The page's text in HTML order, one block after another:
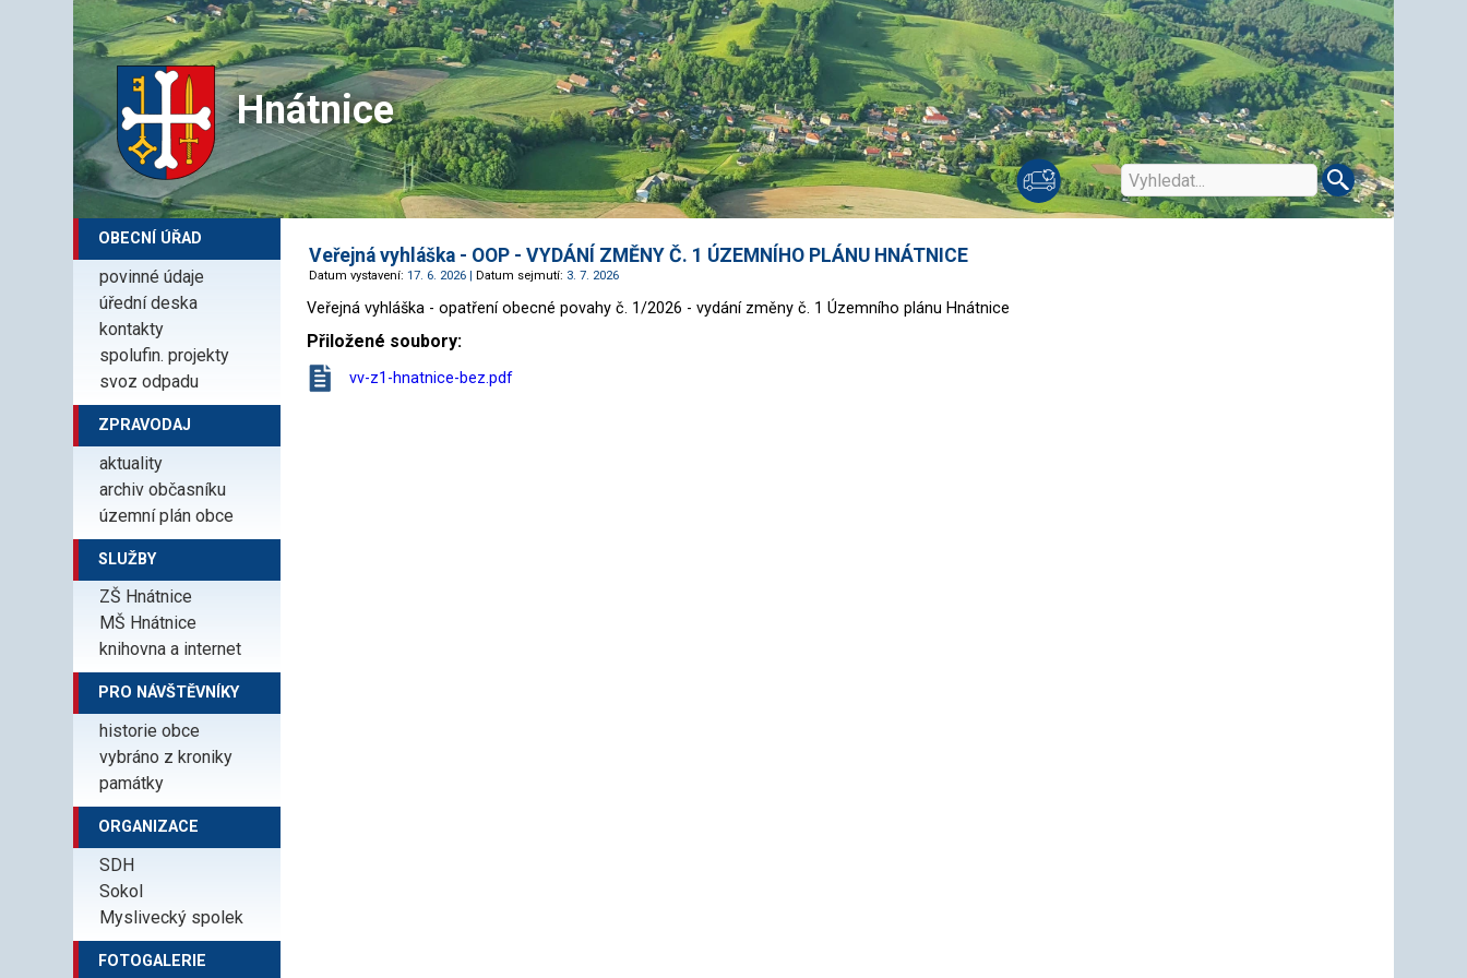
Hnátnice
OBECNÍ ÚŘAD
povinné údaje
úřední deska
kontakty
spolufin. projekty
svoz odpadu
ZPRAVODAJ
aktuality
archiv občasníku
územní plán obce
SLUŽBY
ZŠ Hnátnice
MŠ Hnátnice
knihovna a internet
PRO NÁVŠTĚVNÍKY
historie obce
vybráno z kroniky
památky
ORGANIZACE
SDH
Sokol
Myslivecký spolek
FOTOGALERIE
Veřejná vyhláška - OOP - VYDÁNÍ ZMĚNY Č. 1 ÚZEMNÍHO PLÁNU HNÁTNICE
Datum vystavení:17. 6. 2026 |Datum sejmutí: 3. 7. 2026
Veřejná vyhláška - opatření obecné povahy č. 1/2026 - vydání změny č. 1 Územního plánu Hnátnice
Přiložené soubory:
vv-z1-hnatnice-bez.pdf